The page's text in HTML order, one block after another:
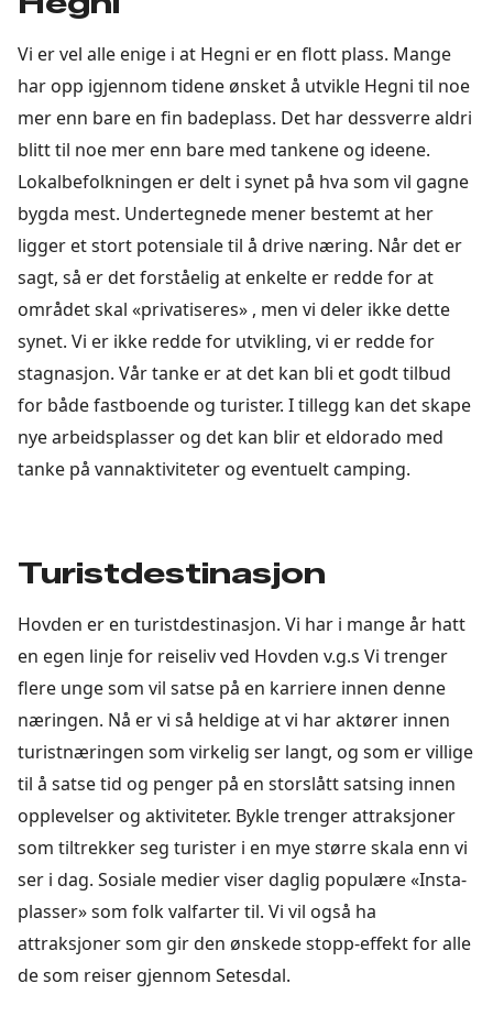
Vi er vel alle enige i at Hegni er en flott plass. Mange
har opp igjennom tidene ønsket å utvikle Hegni til noe
mer enn bare en fin badeplass. Det har dessverre aldri
blitt til noe mer enn bare med tankene og ideene.
Lokalbefolkningen er delt i synet på hva som vil gagne
bygda mest. Undertegnede mener bestemt at her
ligger et stort potensiale til å drive næring. Når det er
sagt, så er det forståelig at enkelte er redde for at
området skal «privatiseres» , men vi deler ikke dette
synet. Vi er ikke redde for utvikling, vi er redde for
stagnasjon. Vår tanke er at det kan bli et godt tilbud
for både fastboende og turister. I tillegg kan det skape
nye arbeidsplasser og det kan blir et eldorado med
tanke på vannaktiviteter og eventuelt camping.
Turistdestinasjon
Hovden er en turistdestinasjon. Vi har i mange år hatt
en egen linje for reiseliv ved Hovden v.g.s Vi trenger
flere unge som vil satse på en karriere innen denne
næringen. Nå er vi så heldige at vi har aktører innen
turistnæringen som virkelig ser langt, og som er villige
til å satse tid og penger på en storslått satsing innen
opplevelser og aktiviteter. Bykle trenger attraksjoner
som tiltrekker seg turister i en mye større skala enn vi
ser i dag. Sosiale medier viser daglig populære «Insta-
plasser» som folk valfarter til. Vi vil også ha
attraksjoner som gir den ønskede stopp-effekt for alle
de som reiser gjennom Setesdal.